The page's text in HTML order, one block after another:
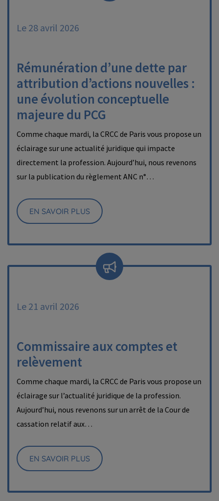
Le 28 avril 2026
Rémunération d’une dette par
attribution d’actions nouvelles :
une évolution conceptuelle
majeure du PCG
Comme chaque mardi, la CRCC de Paris vous propose un
éclairage sur une actualité juridique qui impacte
directement la profession. Aujourd’hui, nous revenons
sur la publication du règlement ANC n°…
EN SAVOIR PLUS
Le 21 avril 2026
Commissaire aux comptes et
relèvement
Comme chaque mardi, la CRCC de Paris vous propose un
éclairage sur l’actualité juridique de la profession.
Aujourd’hui, nous revenons sur un arrêt de la Cour de
cassation relatif aux…
EN SAVOIR PLUS